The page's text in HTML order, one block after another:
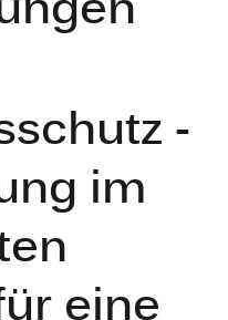
-
im